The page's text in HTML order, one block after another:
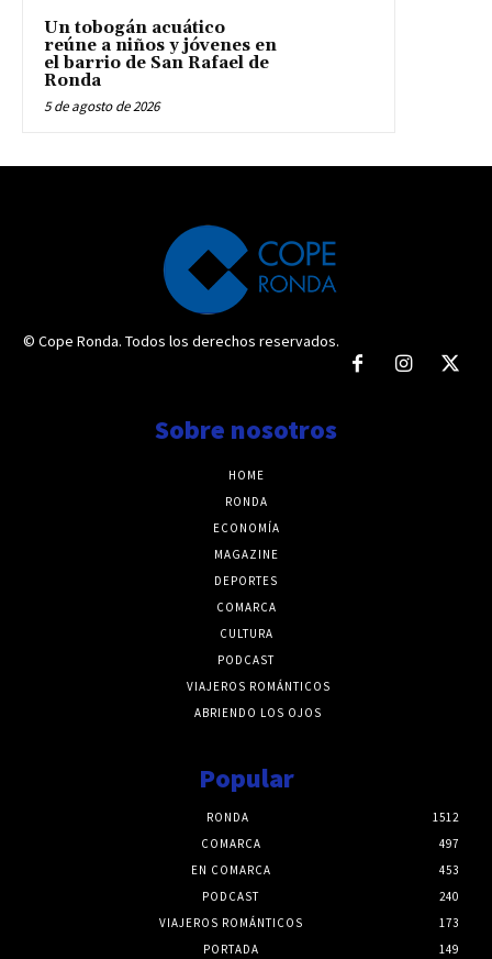
Un tobogán acuático
reúne a niños y jóvenes en
el barrio de San Rafael de
Ronda
5 de agosto de 2026
© Cope Ronda. Todos los derechos reservados.
Sobre nosotros
HOME
RONDA
ECONOMÍA
MAGAZINE
DEPORTES
COMARCA
CULTURA
PODCAST
VIAJEROS ROMÁNTICOS
ABRIENDO LOS OJOS
Popular
RONDA
1512
COMARCA
497
EN COMARCA
453
PODCAST
240
VIAJEROS ROMÁNTICOS
173
PORTADA
149